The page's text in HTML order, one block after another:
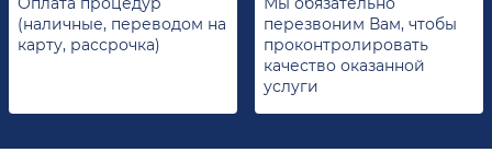
(наличные, переводом на
карту, рассрочка)
перезвоним Вам, чтобы
проконтролировать
качество оказанной
услуги